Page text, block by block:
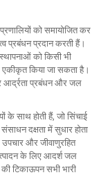
को समायोजित कर
प्रदान करती हैं।
स्थापनाओं को किसी भी
किया जा सकता है।
आर्द्रता प्रबंधन और जल
के साथ होती हैं, जो सिंचाई
दक्षता में सुधार होता
और जीवाणुरहित
के लिए आदर्श जल
टिकाऊपन सभी भारी